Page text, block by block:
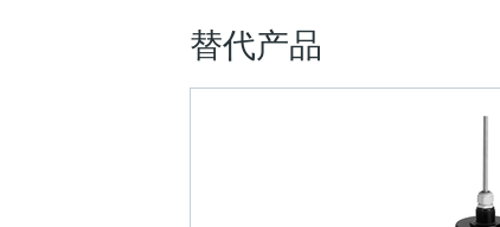
替代产品